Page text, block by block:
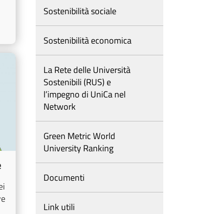
Sostenibilità sociale
Sostenibilità economica
La Rete delle Università
Sostenibili (RUS) e
l’impegno di UniCa nel
Network
Green Metric World
University Ranking
Documenti
Link utili